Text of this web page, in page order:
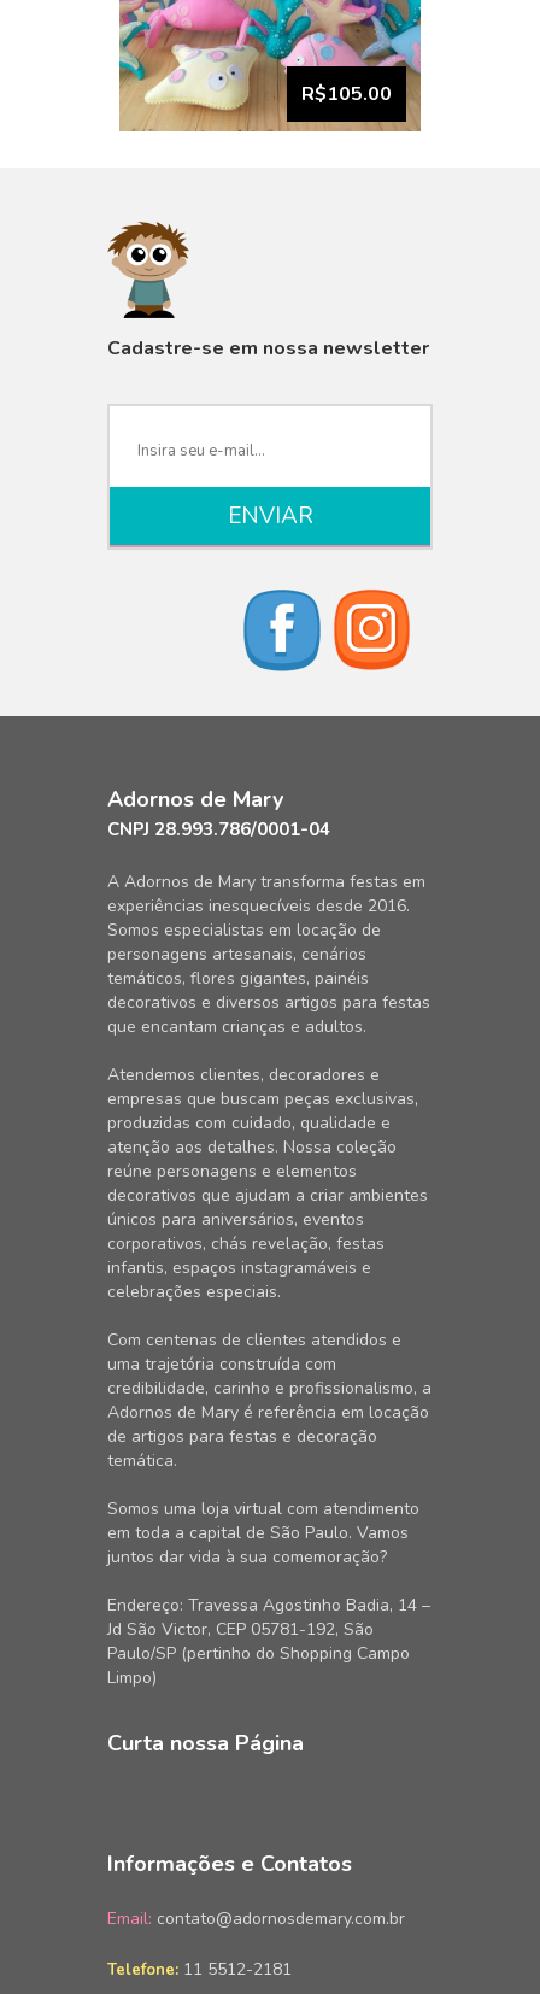
R$105.00
VISUALIZAR
Cadastre-se em nossa newsletter
Adornos de Mary
CNPJ 28.993.786/0001-04
A Adornos de Mary transforma festas em
experiências inesquecíveis desde 2016.
Somos especialistas em locação de
personagens artesanais, cenários
temáticos, flores gigantes, painéis
decorativos e diversos artigos para festas
que encantam crianças e adultos.
Atendemos clientes, decoradores e
empresas que buscam peças exclusivas,
produzidas com cuidado, qualidade e
atenção aos detalhes. Nossa coleção
reúne personagens e elementos
decorativos que ajudam a criar ambientes
únicos para aniversários, eventos
corporativos, chás revelação, festas
infantis, espaços instagramáveis e
celebrações especiais.
Com centenas de clientes atendidos e
uma trajetória construída com
credibilidade, carinho e profissionalismo, a
Adornos de Mary é referência em locação
de artigos para festas e decoração
temática.
Somos uma loja virtual com atendimento
em toda a capital de São Paulo. Vamos
juntos dar vida à sua comemoração?
Endereço: Travessa Agostinho Badia, 14 –
Jd São Victor, CEP 05781-192, São
Paulo/SP (pertinho do Shopping Campo
Limpo)
Curta nossa Página
Informações e Contatos
Email: contato@adornosdemary.com.br
Telefone: 11 5512-2181